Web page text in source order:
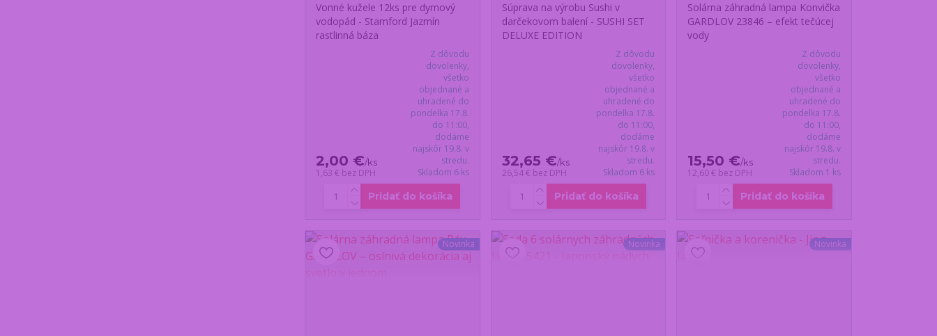
Vonné kužele 12ks pre dymový
vodopád - Stamford Jazmín
rastlinná báza
2,00 €/ks
1,63 € bez DPH
Z dôvodu
dovolenky,
všetko
objednané a
uhradené do
pondelka 17.8.
do 11:00,
dodáme
najskôr 19.8. v
stredu.
Skladom 6 ks
Pridať do košíka
Súprava na výrobu Sushi v
darčekovom balení - SUSHI SET
DELUXE EDITION
32,65 €/ks
26,54 € bez DPH
Z dôvodu
dovolenky,
všetko
objednané a
uhradené do
pondelka 17.8.
do 11:00,
dodáme
najskôr 19.8. v
stredu.
Skladom 6 ks
Pridať do košíka
Solárna záhradná lampa Konvička
GARDLOV 23846 – efekt tečúcej
vody
15,50 €/ks
12,60 € bez DPH
Z dôvodu
dovolenky,
všetko
objednané a
uhradené do
pondelka 17.8.
do 11:00,
dodáme
najskôr 19.8. v
stredu.
Skladom 1 ks
Pridať do košíka
Novinka Novinka Novinka